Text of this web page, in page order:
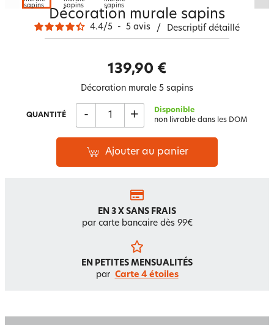
Décoration murale sapins
4.4/5 - 5 avis / Descriptif détaillé
139,90 €
Décoration murale 5 sapins
QUANTITÉ - +
Disponible
non livrable dans les DOM
Ajouter au panier
EN 3 X SANS FRAIS
par carte bancaire dès 99€
EN PETITES MENSUALITÉS
par Carte 4 étoiles